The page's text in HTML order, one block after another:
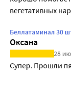
вегетативных
Беллатаминал 30
Оксана
28
Супер. Прошли